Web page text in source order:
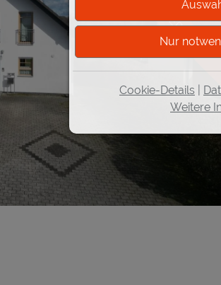
VERKAUFT
Cookie-Details
Weitere